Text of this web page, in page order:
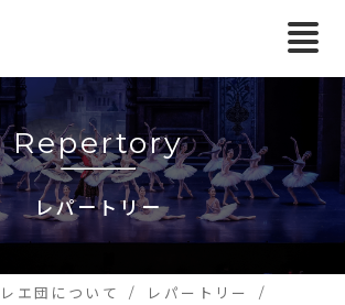
Repertory
レパートリー
エ団について
レパートリー